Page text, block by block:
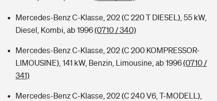
Mercedes-Benz C-Klasse, 202 (C 220 T DIESEL), 55 kW,
Diesel, Kombi, ab 1996(0710 / 340)
Mercedes-Benz C-Klasse, 202 (C 200 KOMPRESSOR-
LIMOUSINE), 141 kW, Benzin, Limousine, ab 1996(0710 /
341)
Mercedes-Benz C-Klasse, 202 (C 240 V6, T-MODELL),